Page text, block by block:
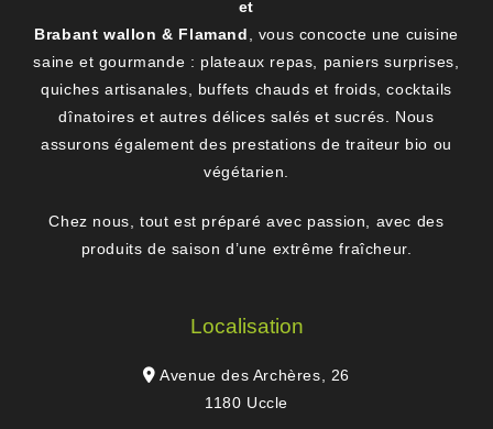
et
Brabant wallon & Flamand , vous concocte une cuisine
saine et gourmande : plateaux repas, paniers surprises,
quiches artisanales, buffets chauds et froids, cocktails
dînatoires et autres délices salés et sucrés. Nous
assurons également des prestations de traiteur bio ou
végétarien.
Chez nous, tout est préparé avec passion, avec des
produits de saison d’une extrême fraîcheur.
Localisation
Avenue des Archères, 26
1180 Uccle